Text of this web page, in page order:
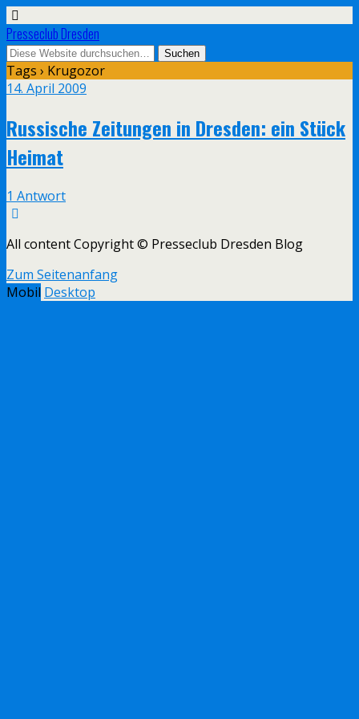
Presseclub Dresden
Tags › Krugozor
14. April 2009
Russische Zeitungen in Dresden: ein Stück
Heimat
1 Antwort
All content Copyright © Presseclub Dresden Blog
Zum Seitenanfang
Mobil Desktop